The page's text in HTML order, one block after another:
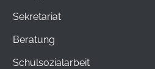
Sekretariat
Beratung
Schulsozialarbeit